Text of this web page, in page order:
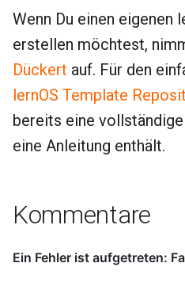
Wenn Du einen eigenen
erstellen möchtest,
Dückert auf. Für den
lernOS Template
bereits eine
eine Anleitung enthält.
Kommentare